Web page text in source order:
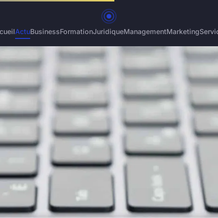
ActuBusinessFormationJuridiqueManagementMarketing